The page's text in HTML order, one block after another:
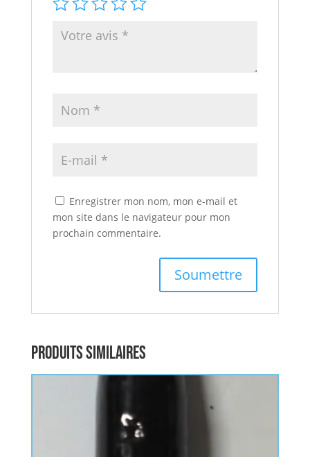
Enregistrer mon nom, mon e-mail et
mon site dans le navigateur pour mon
prochain commentaire.
Produits similaires